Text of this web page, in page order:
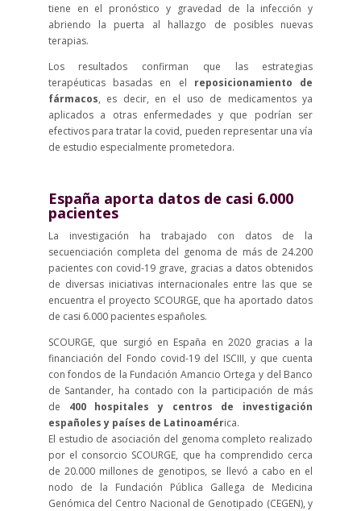
tiene en el pronóstico y gravedad de la infección y
abriendo la puerta al hallazgo de posibles nuevas
terapias.
Los resultados confirman que las estrategias
terapéuticas basadas en el reposicionamiento de
fármacos, es decir, en el uso de medicamentos ya
aplicados a otras enfermedades y que podrían ser
efectivos para tratar la covid, pueden representar una vía
de estudio especialmente prometedora.
España aporta datos de casi 6.000
pacientes
La investigación ha trabajado con datos de la
secuenciación completa del genoma de más de 24.200
pacientes con covid-19 grave, gracias a datos obtenidos
de diversas iniciativas internacionales entre las que se
encuentra el proyecto SCOURGE, que ha aportado datos
de casi 6.000 pacientes españoles.
SCOURGE, que surgió en España en 2020 gracias a la
financiación del Fondo covid-19 del ISCIII, y que cuenta
con fondos de la Fundación Amancio Ortega y del Banco
de Santander, ha contado con la participación de más
de 400 hospitales y centros de investigación
españoles y países de Latinoamérica.
El estudio de asociación del genoma completo realizado
por el consorcio SCOURGE, que ha comprendido cerca
de 20.000 millones de genotipos, se llevó a cabo en el
nodo de la Fundación Pública Gallega de Medicina
Genómica del Centro Nacional de Genotipado (CEGEN), y